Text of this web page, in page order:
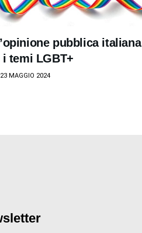
pubblica italiana
i temi LGBT+
MAGGIO 2024